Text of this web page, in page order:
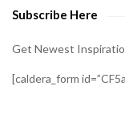
Subscribe Here
Get Newest
[caldera_form